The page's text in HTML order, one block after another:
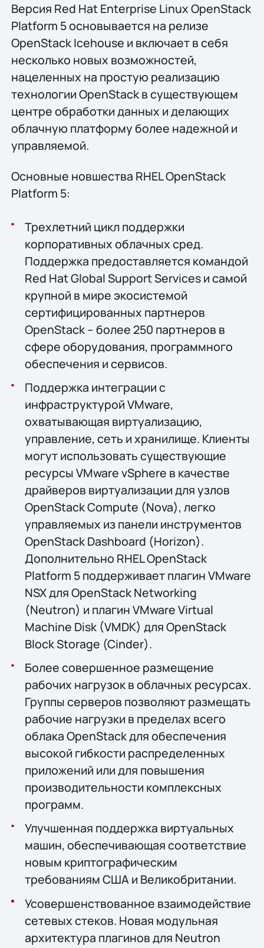
Версия Red Hat Enterprise Linux OpenStack
Platform 5 основывается на релизе
OpenStack Icehouse и включает в себя
несколько новых возможностей,
нацеленных на простую реализацию
технологии OpenStack в существующем
центре обработки данных и делающих
облачную платформу более надежной и
управляемой.
Основные новшества RHEL OpenStack
Platform 5:
Трехлетний цикл поддержки
корпоративных облачных сред.
Поддержка предоставляется командой
Red Hat Global Support Services и самой
крупной в мире экосистемой
сертифицированных партнеров
OpenStack – более 250 партнеров в
сфере оборудования, программного
обеспечения и сервисов.
Поддержка интеграции с
инфраструктурой VMware,
охватывающая виртуализацию,
управление, сеть и хранилище. Клиенты
могут использовать существующие
ресурсы VMware vSphere в качестве
драйверов виртуализации для узлов
OpenStack Compute (Nova), легко
управляемых из панели инструментов
OpenStack Dashboard (Horizon).
Дополнительно RHEL OpenStack
Platform 5 поддерживает плагин VMware
NSX для OpenStack Networking
(Neutron) и плагин VMware Virtual
Machine Disk (VMDK) для OpenStack
Block Storage (Cinder).
Более совершенное размещение
рабочих нагрузок в облачных ресурсах.
Группы серверов позволяют размещать
рабочие нагрузки в пределах всего
облака OpenStack для обеспечения
высокой гибкости распределенных
приложений или для повышения
производительности комплексных
программ.
Улучшенная поддержка виртуальных
машин, обеспечивающая соответствие
новым криптографическим
требованиям США и Великобритании.
Усовершенствованное взаимодействие
сетевых стеков. Новая модульная
архитектура плагинов для Neutron